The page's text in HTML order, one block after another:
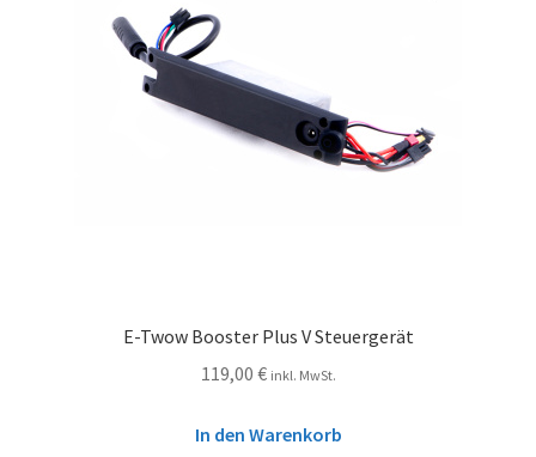
E-Twow Booster Plus V Steuergerät
119,00 € inkl. MwSt.
In den Warenkorb